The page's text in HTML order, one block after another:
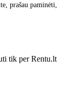
prašau paminėti,
tik per Rentu.lt